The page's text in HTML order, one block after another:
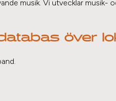
musik. Vi utvecklar musik-
över